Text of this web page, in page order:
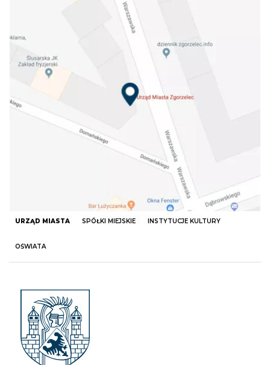
URZĄD MIASTA SPÓŁKI MIEJSKIE INSTYTUCJE KULTURY
OŚWIATA